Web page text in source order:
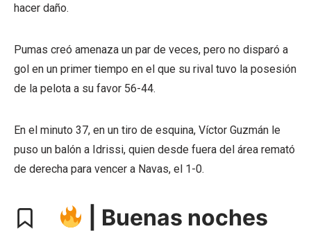
hacer daño.
Pumas creó amenaza un par de veces, pero no disparó a
gol en un primer tiempo en el que su rival tuvo la posesión
de la pelota a su favor 56-44.
En el minuto 37, en un tiro de esquina, Víctor Guzmán le
puso un balón a Idrissi, quien desde fuera del área remató
de derecha para vencer a Navas, el 1-0.
| Buenas noches